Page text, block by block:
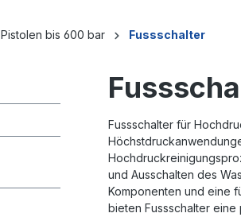
Pistolen bis 600 bar Fussschalter
Fussschalter für
und Ausschalten des
Komponenten und eine
bieten Fussschalter